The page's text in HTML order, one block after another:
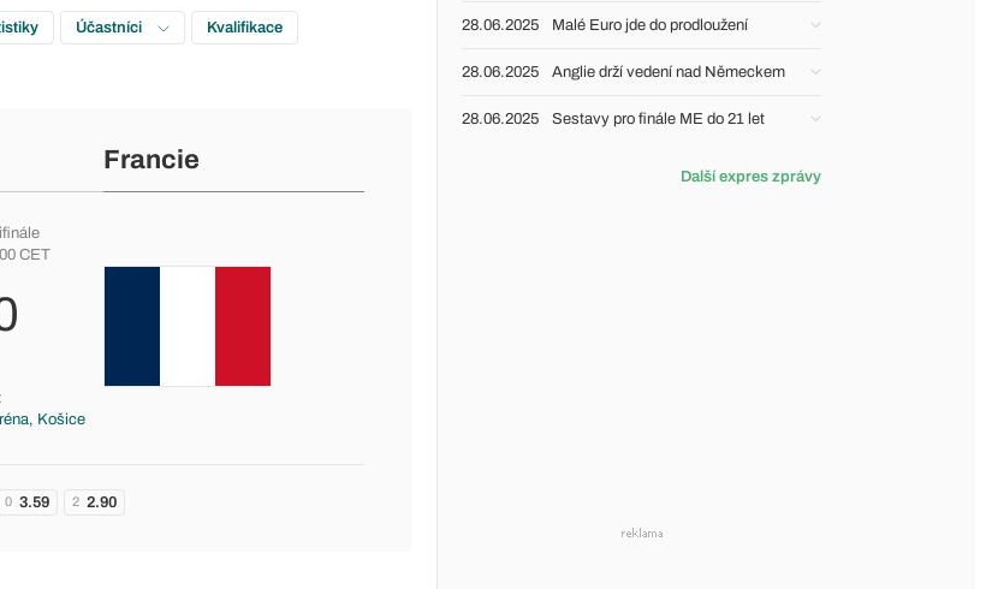
Účastníci Kvalifikace
Francie
CET
Košice
0 3.59 2 2.90
28.06.2025 Malé Euro jde do prodloužení
28.06.2025 Anglie drží vedení nad Německem
28.06.2025 Sestavy pro finále ME do 21 let
Další expres zprávy